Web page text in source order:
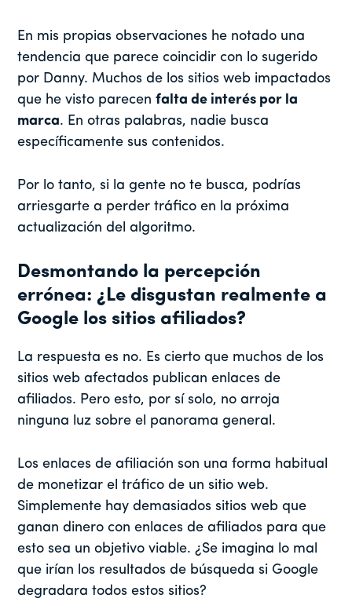
En mis propias observaciones he notado una
tendencia que parece coincidir con lo sugerido
por Danny. Muchos de los sitios web impactados
que he visto parecenfalta de interés por la
marca. En otras palabras, nadie busca
específicamente sus contenidos.
Por lo tanto, si la gente no te busca, podrías
arriesgarte a perder tráfico en la próxima
actualización del algoritmo.
Desmontando la percepción
errónea: ¿Le disgustan realmente a
Google los sitios afiliados?
La respuesta es no. Es cierto que muchos de los
sitios web afectados publican enlaces de
afiliados. Pero esto, por sí solo, no arroja
ninguna luz sobre el panorama general.
Los enlaces de afiliación son una forma habitual
de monetizar el tráfico de un sitio web.
Simplemente hay demasiados sitios web que
ganan dinero con enlaces de afiliados para que
esto sea un objetivo viable. ¿Se imagina lo mal
que irían los resultados de búsqueda si Google
degradara todos estos sitios?